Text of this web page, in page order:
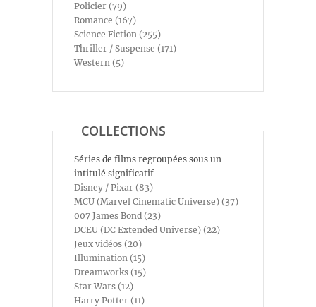
Policier (79)
Romance (167)
Science Fiction (255)
Thriller / Suspense (171)
Western (5)
COLLECTIONS
Séries de films regroupées sous un
intitulé significatif
Disney / Pixar (83)
MCU (Marvel Cinematic Universe) (37)
007 James Bond (23)
DCEU (DC Extended Universe) (22)
Jeux vidéos (20)
Illumination (15)
Dreamworks (15)
Star Wars (12)
Harry Potter (11)